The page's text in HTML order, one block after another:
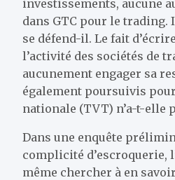
investissements, aucune
dans GTC pour le trading.
se défend-il. Le fait
l’activité des sociétés de
aucunement engager sa
également poursuivis
nationale (TVT) n’a-t-elle
Dans une enquête
complicité d’escroquerie,
même chercher à en